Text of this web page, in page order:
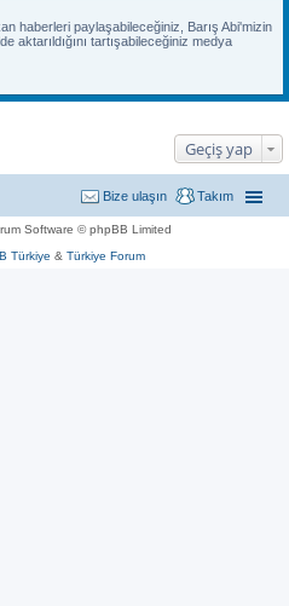
haberleri paylaşabileceğiniz, Barış Abi'mizin
aktarıldığını tartışabileceğiniz medya
Geçiş yap
Takım
Bize ulaşın
Software © phpBB Limited
Türkiye & Türkiye Forum